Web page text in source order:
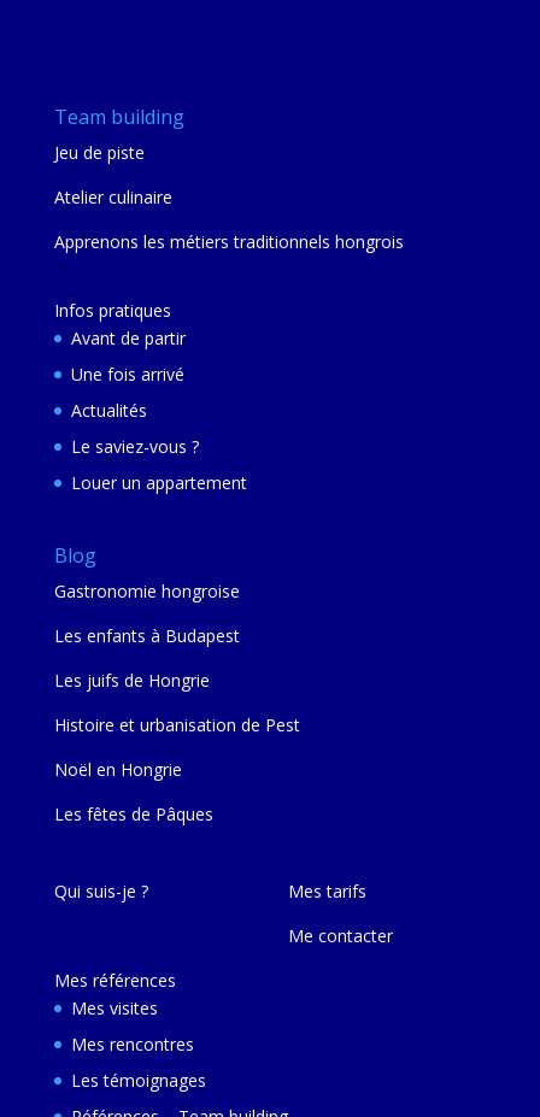
Team building
Jeu de piste
Atelier culinaire
Apprenons les métiers traditionnels hongrois
Infos pratiques
Avant de partir
Une fois arrivé
Actualités
Le saviez-vous ?
Louer un appartement
Blog
Gastronomie hongroise
Les enfants à Budapest
Les juifs de Hongrie
Histoire et urbanisation de Pest
Noël en Hongrie
Les fêtes de Pâques
Qui suis-je ?
Mes références
Mes visites
Mes rencontres
Les témoignages
Mes tarifs
Me contacter